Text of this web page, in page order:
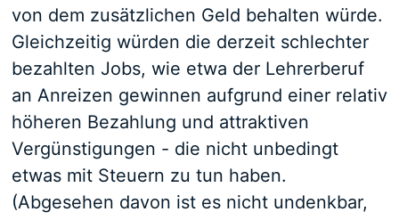
von dem zusätzlichen Geld behalten würde.
Gleichzeitig würden die derzeit schlechter
bezahlten Jobs, wie etwa der Lehrerberuf
an Anreizen gewinnen aufgrund einer relativ
höheren Bezahlung und attraktiven
Vergünstigungen - die nicht unbedingt
etwas mit Steuern zu tun haben.
(Abgesehen davon ist es nicht undenkbar,